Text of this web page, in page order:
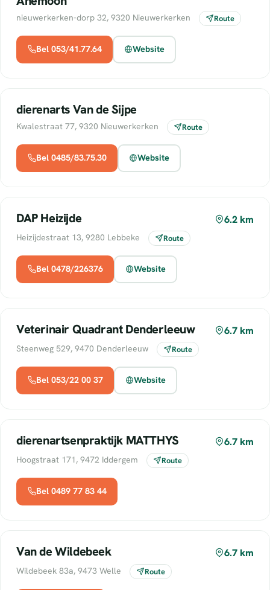
nieuwerkerken-dorp 32, 9320 Nieuwerkerken Route
Bel 053/41.77.64 Website
dierenarts Van de Sijpe
Kwalestraat 77, 9320 Nieuwerkerken Route
Bel 0485/83.75.30 Website
DAP Heizijde 6.2 km
Heizijdestraat 13, 9280 Lebbeke Route
Bel 0478/226376 Website
Veterinair Quadrant Denderleeuw 6.7 km
Steenweg 529, 9470 Denderleeuw Route
Bel 053/22 00 37 Website
dierenartsenpraktijk MATTHYS 6.7 km
Hoogstraat 171, 9472 Iddergem Route
Bel 0489 77 83 44
Van de Wildebeek 6.7 km
Wildebeek 83a, 9473 Welle Route